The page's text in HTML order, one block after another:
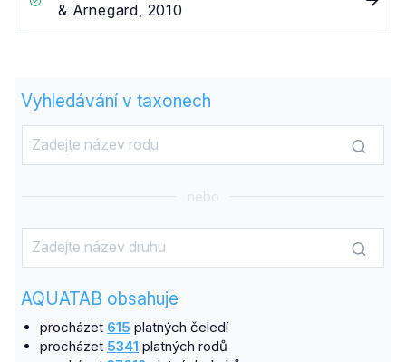
& Arnegard, 2010
Vyhledávání v taxonech
nebo
AQUATAB obsahuje
procházet 615 platných čeledí
procházet 5341 platných rodů